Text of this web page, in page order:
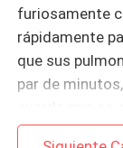
furiosamente
rápidamente
que sus
par de
cuerda que
sentido, pero